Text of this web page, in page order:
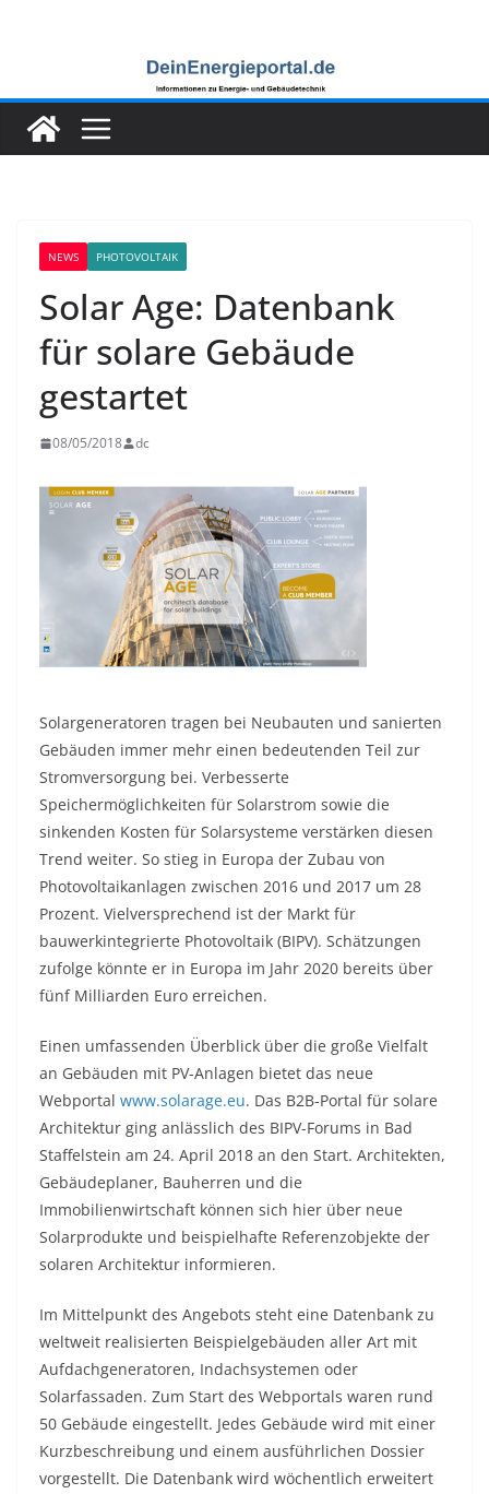
NEWS PHOTOVOLTAIK
Solar Age: Datenbank
für solare Gebäude
gestartet
08/05/2018 dc
Solargeneratoren tragen bei Neubauten und sanierten
Gebäuden immer mehr einen bedeutenden Teil zur
Stromversorgung bei. Verbesserte
Speichermöglichkeiten für Solarstrom sowie die
sinkenden Kosten für Solarsysteme verstärken diesen
Trend weiter. So stieg in Europa der Zubau von
Photovoltaikanlagen zwischen 2016 und 2017 um 28
Prozent. Vielversprechend ist der Markt für
bauwerkintegrierte Photovoltaik (BIPV). Schätzungen
zufolge könnte er in Europa im Jahr 2020 bereits über
fünf Milliarden Euro erreichen.
Einen umfassenden Überblick über die große Vielfalt
an Gebäuden mit PV-Anlagen bietet das neue
Webportal www.solarage.eu. Das B2B-Portal für solare
Architektur ging anlässlich des BIPV-Forums in Bad
Staffelstein am 24. April 2018 an den Start. Architekten,
Gebäudeplaner, Bauherren und die
Immobilienwirtschaft können sich hier über neue
Solarprodukte und beispielhafte Referenzobjekte der
solaren Architektur informieren.
Im Mittelpunkt des Angebots steht eine Datenbank zu
weltweit realisierten Beispielgebäuden aller Art mit
Aufdachgeneratoren, Indachsystemen oder
Solarfassaden. Zum Start des Webportals waren rund
50 Gebäude eingestellt. Jedes Gebäude wird mit einer
Kurzbeschreibung und einem ausführlichen Dossier
vorgestellt. Die Datenbank wird wöchentlich erweitert